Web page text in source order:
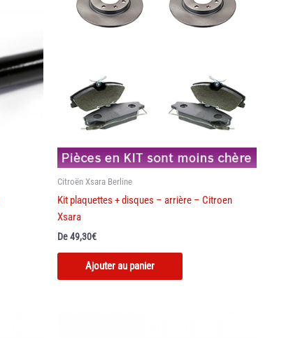
Citroën Xsara Berline
Kit plaquettes + disques – arrière – Citroen
Xsara
De49,30€
Ajouter au panier